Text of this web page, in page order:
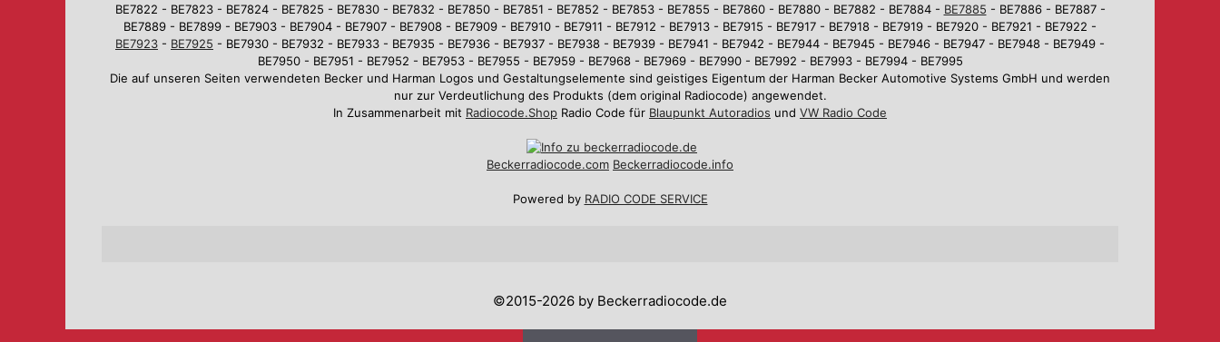
BE7822 - BE7823 - BE7824 - BE7825 - BE7830 - BE7832 - BE7850 - BE7851 - BE7852 - BE7853 - BE7855 - BE7860 - BE7880 - BE7882 - BE7884 - BE7885 - BE7886 - BE7887 -
BE7889 - BE7899 - BE7903 - BE7904 - BE7907 - BE7908 - BE7909 - BE7910 - BE7911 - BE7912 - BE7913 - BE7915 - BE7917 - BE7918 - BE7919 - BE7920 - BE7921 - BE7922 -
BE7923 - BE7925 - BE7930 - BE7932 - BE7933 - BE7935 - BE7936 - BE7937 - BE7938 - BE7939 - BE7941 - BE7942 - BE7944 - BE7945 - BE7946 - BE7947 - BE7948 - BE7949 -
BE7950 - BE7951 - BE7952 - BE7953 - BE7955 - BE7959 - BE7968 - BE7969 - BE7990 - BE7992 - BE7993 - BE7994 - BE7995
Die auf unseren Seiten verwendeten Becker und Harman Logos und Gestaltungselemente sind geistiges Eigentum der Harman Becker Automotive Systems GmbH und werden
nur zur Verdeutlichung des Produkts (dem original Radiocode) angewendet.
In Zusammenarbeit mit Radiocode.Shop Radio Code für Blaupunkt Autoradios und VW Radio Code
Beckerradiocode.com Beckerradiocode.info
Powered by RADIO CODE SERVICE
©2015-2026 by Beckerradiocode.de